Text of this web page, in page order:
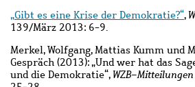
„Gibt es eine Krise der Demokratie?“,
139/März 2013: 6-9.
Merkel, Wolfgang, Mattias Kumm und
Gespräch (2013): „Und wer hat das
und die Demokratie“,WZB-Mitteilungen